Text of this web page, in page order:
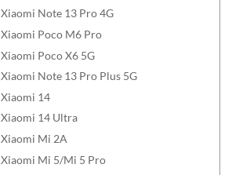
Xiaomi Note 13 Pro 4G
Xiaomi Poco M6 Pro
Xiaomi Poco X6 5G
Xiaomi Note 13 Pro Plus 5G
Xiaomi 14
Xiaomi 14 Ultra
Xiaomi Mi 2A
Xiaomi Mi 5/Mi 5 Pro